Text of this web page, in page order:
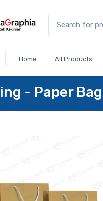
Home All Products
- Paper